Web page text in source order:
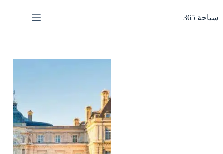
المحتوى
سياحة 365